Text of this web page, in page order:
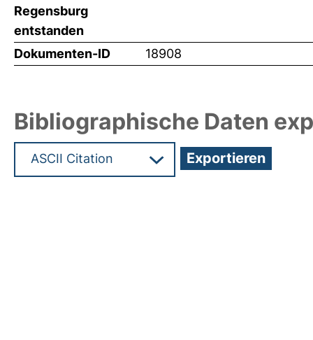
Regensburg
entstanden
Dokumenten-ID 18908
Bibliographische Daten